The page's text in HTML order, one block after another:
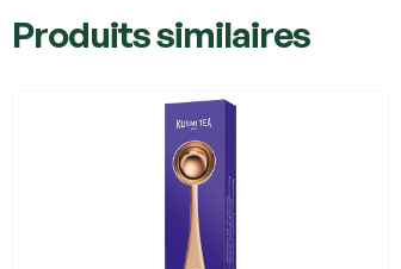
Produits similaires